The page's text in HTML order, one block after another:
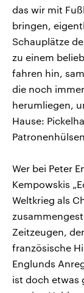
das wir mit
bringen,
Schauplätze
zu einem
fahren hin,
die noch
herumliegen,
Hause:
Wer bei Peter
Kempowskis
Weltkrieg als
Zeitzeugen,
französische
Englunds
ist doch etwas